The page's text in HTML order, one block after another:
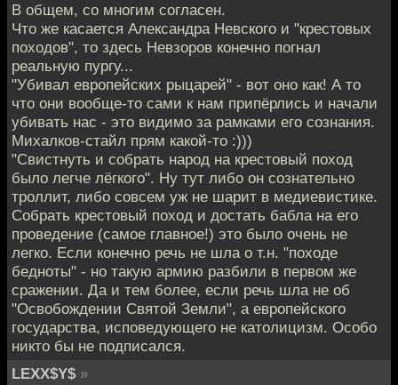
В общем, со многим согласен.
Что же касается Александра Невского и "крестовых
походов", то здесь Невзоров конечно погнал
реальную пургу...
"Убивал европейских рыцарей" - вот оно как! А то
что они вообще-то сами к нам припёрлись и начали
убивать нас - это видимо за рамками его сознания.
Михалков-стайл прям какой-то :)))
"Свистнуть и собрать народ на крестовый поход
было легче лёгкого". Ну тут либо он сознательно
троллит, либо совсем уж не шарит в медиевистике.
Собрать крестовый поход и достать бабла на его
проведение (самое главное!) это было очень не
легко. Если конечно речь не шла о т.н. "походе
бедноты" - но такую армию разбили в первом же
сражении. Да и тем более, если речь шла не об
"Освобождении Святой Земли", а европейского
государства, исповедующего не католицизм. Особо
никто бы не подписался.
LEXX$Y$ »